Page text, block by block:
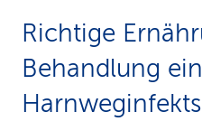
Richtige
Behandlung
Harnweginfekts